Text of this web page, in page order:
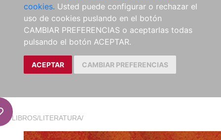
cookies. Usted puede configurar o rechazar el
uso de cookies puslando en el botón
CAMBIAR PREFERENCIAS o aceptarlas todas
pulsando el botón ACEPTAR.
ACEPTAR CAMBIAR PREFERENCIAS
LIBROS/LITERATURA/